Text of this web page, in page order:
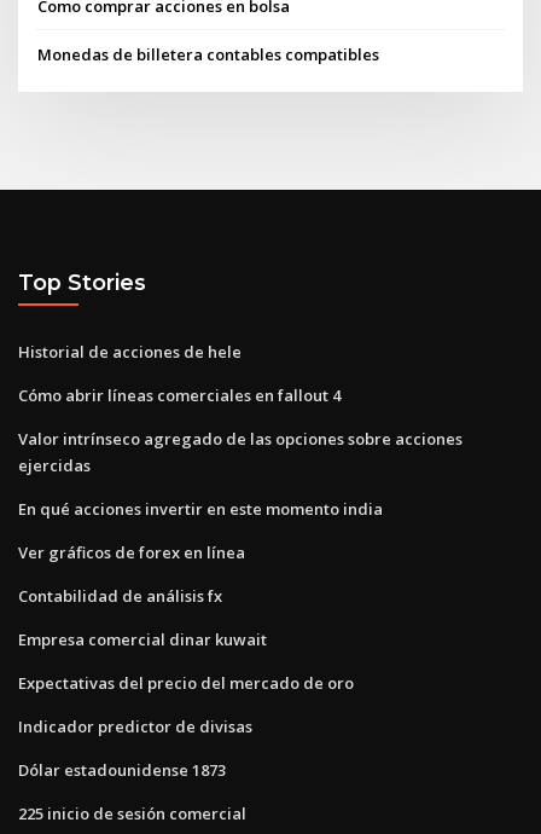
Como comprar acciones en bolsa
Monedas de billetera contables compatibles
Top Stories
Historial de acciones de hele
Cómo abrir líneas comerciales en fallout 4
Valor intrínseco agregado de las opciones sobre acciones
ejercidas
En qué acciones invertir en este momento india
Ver gráficos de forex en línea
Contabilidad de análisis fx
Empresa comercial dinar kuwait
Expectativas del precio del mercado de oro
Indicador predictor de divisas
Dólar estadounidense 1873
225 inicio de sesión comercial